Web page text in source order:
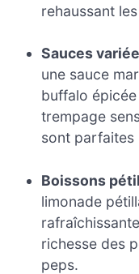
rehaussant
Sauces
une sauce
buffalo
trempage
sont parfaites
Boissons
limonade
richesse des
peps.